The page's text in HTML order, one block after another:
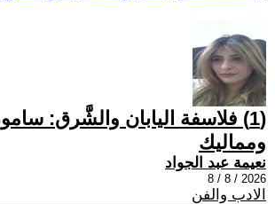
(1) فلاسفة اليابان والشَّرق:
ومماليك
نعيمة عبد الجواد
2026 / 8 / 8
الادب والفن